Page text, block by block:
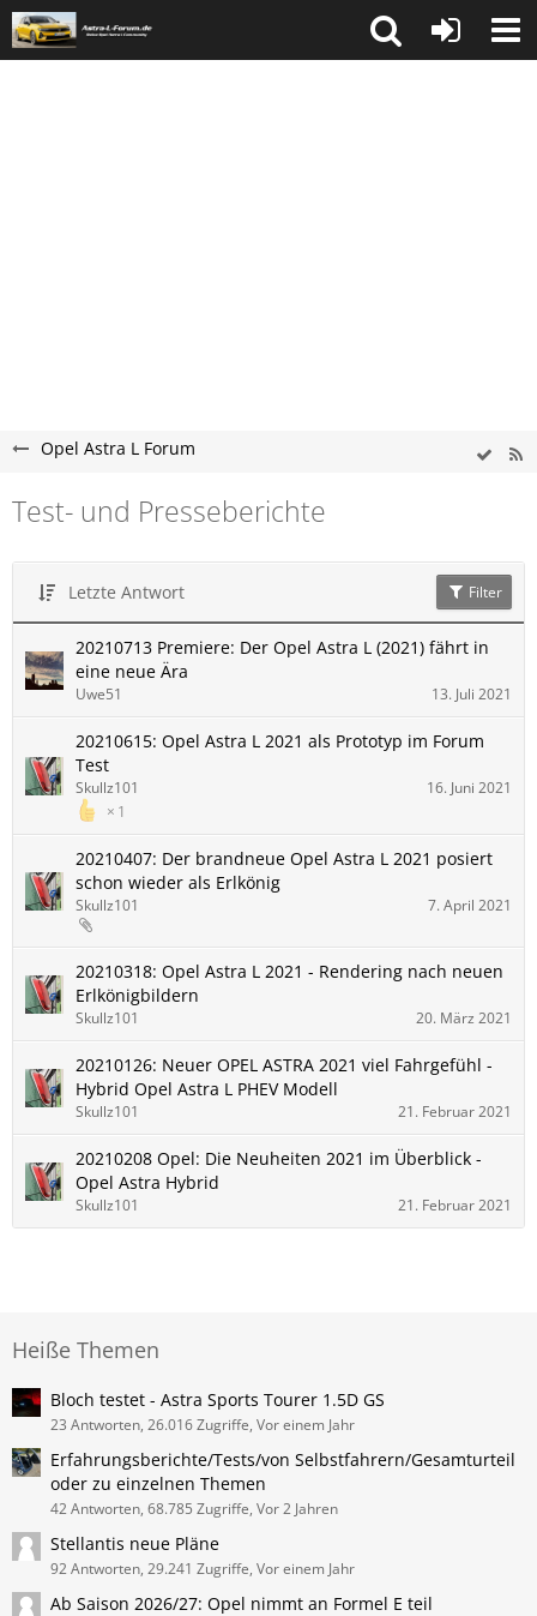
Opel Astra L Forum
Test- und Presseberichte
Letzte Antwort Filter
20210713 Premiere: Der Opel Astra L (2021) fährt in
eine neue Ära
Uwe51 13. Juli 2021
20210615: Opel Astra L 2021 als Prototyp im Forum
Test
1
Skullz101 16. Juni 2021
20210407: Der brandneue Opel Astra L 2021 posiert
schon wieder als Erlkönig
Skullz101 7. April 2021
20210318: Opel Astra L 2021 - Rendering nach neuen
Erlkönigbildern
Skullz101 20. März 2021
20210126: Neuer OPEL ASTRA 2021 viel Fahrgefühl -
Hybrid Opel Astra L PHEV Modell
Skullz101 21. Februar 2021
20210208 Opel: Die Neuheiten 2021 im Überblick -
Opel Astra Hybrid
Skullz101 21. Februar 2021
Heiße Themen
Bloch testet - Astra Sports Tourer 1.5D GS
23 Antworten, 26.016 Zugriffe, Vor einem Jahr
Erfahrungsberichte/Tests/von Selbstfahrern/Gesamturteil
oder zu einzelnen Themen
42 Antworten, 68.785 Zugriffe, Vor 2 Jahren
Stellantis neue Pläne
92 Antworten, 29.241 Zugriffe, Vor einem Jahr
Ab Saison 2026/27: Opel nimmt an Formel E teil